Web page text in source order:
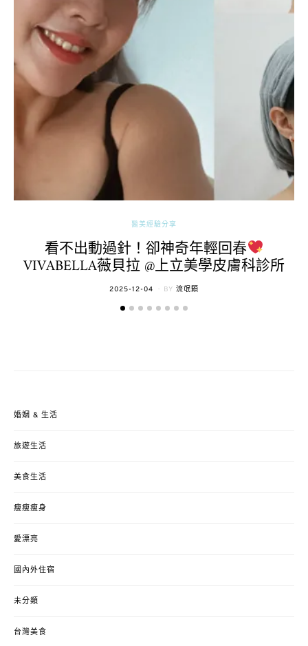
醫美經驗分享
看不出動過針！卻神奇年輕回春
VIVABELLA薇貝拉 @上立美學皮膚科診所
POSTED
2025-12-04 BY 流氓顆
婚姻 & 生活
旅遊生活
美食生活
瘦瘦瘦身
愛漂亮
國內外住宿
未分類
台灣美食